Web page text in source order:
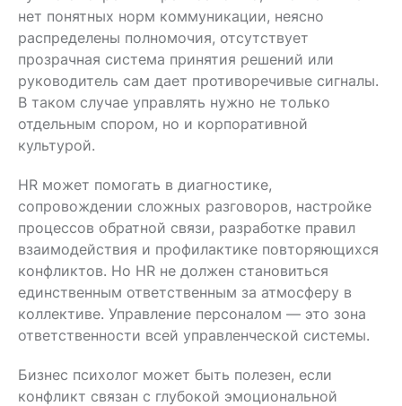
нет понятных норм коммуникации, неясно
распределены полномочия, отсутствует
прозрачная система принятия решений или
руководитель сам дает противоречивые сигналы.
В таком случае управлять нужно не только
отдельным спором, но и корпоративной
культурой.
HR может помогать в диагностике,
сопровождении сложных разговоров, настройке
процессов обратной связи, разработке правил
взаимодействия и профилактике повторяющихся
конфликтов. Но HR не должен становиться
единственным ответственным за атмосферу в
коллективе. Управление персоналом — это зона
ответственности всей управленческой системы.
Бизнес психолог может быть полезен, если
конфликт связан с глубокой эмоциональной